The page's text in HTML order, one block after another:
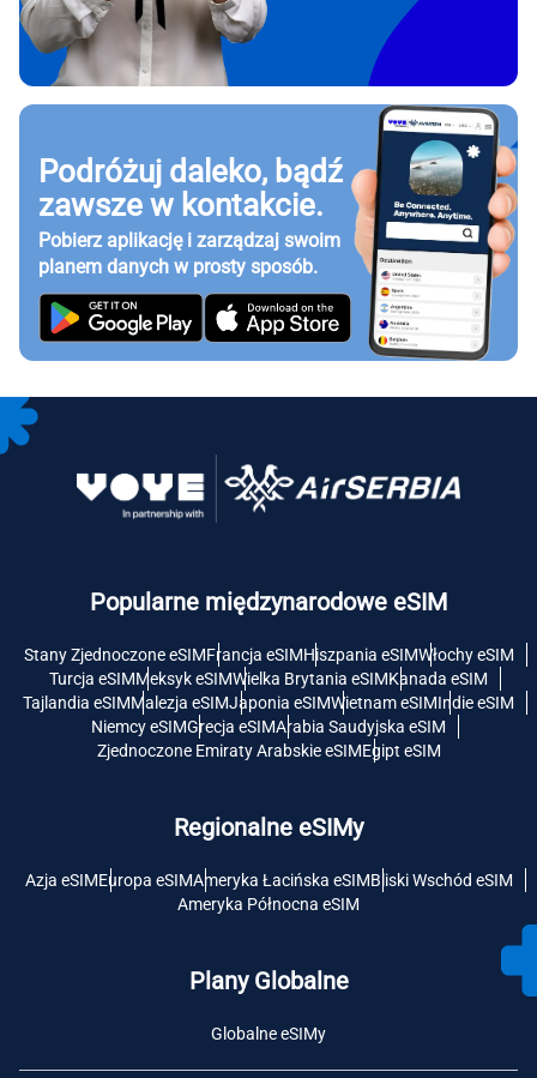
Podróżuj daleko, bądź
zawsze w kontakcie.
Pobierz aplikację i zarządzaj swoim
planem danych w prosty sposób.
Popularne międzynarodowe eSIM
Stany Zjednoczone eSIMFrancja eSIMHiszpania eSIMWłochy eSIM
Turcja eSIMMeksyk eSIMWielka Brytania eSIMKanada eSIM
Tajlandia eSIMMalezja eSIMJaponia eSIMWietnam eSIMIndie eSIM
Niemcy eSIMGrecja eSIMArabia Saudyjska eSIM
Zjednoczone Emiraty Arabskie eSIMEgipt eSIM
Regionalne eSIMy
Azja eSIMEuropa eSIMAmeryka Łacińska eSIMBliski Wschód eSIM
Ameryka Północna eSIM
Plany Globalne
Globalne eSIMy